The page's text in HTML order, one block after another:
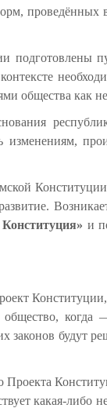
проведённых
подготовлены
общества
и
будут
какая-